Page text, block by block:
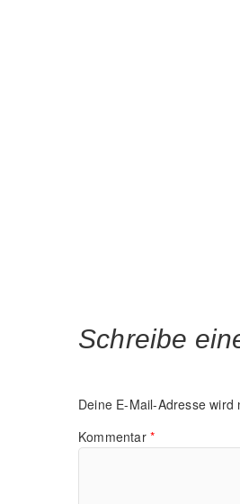
Schreibe
Deine E-Mail-Adresse wird
Kommentar *